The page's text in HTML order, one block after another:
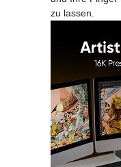
zu lassen.